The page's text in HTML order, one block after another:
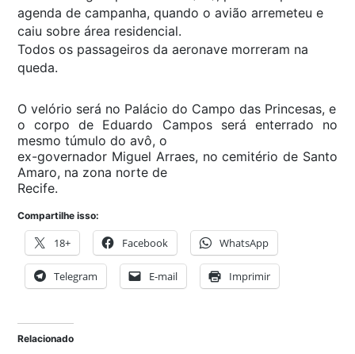
agenda de campanha, quando o avião arremeteu e
caiu sobre área residencial.
Todos os passageiros da aeronave morreram na
queda.
O velório será no Palácio do Campo das Princesas, e
o corpo de Eduardo Campos será enterrado no
mesmo túmulo do avô, o
ex-governador Miguel Arraes, no cemitério de Santo
Amaro, na zona norte de
Recife.
Compartilhe isso:
18+ Facebook WhatsApp
Telegram E-mail Imprimir
Relacionado